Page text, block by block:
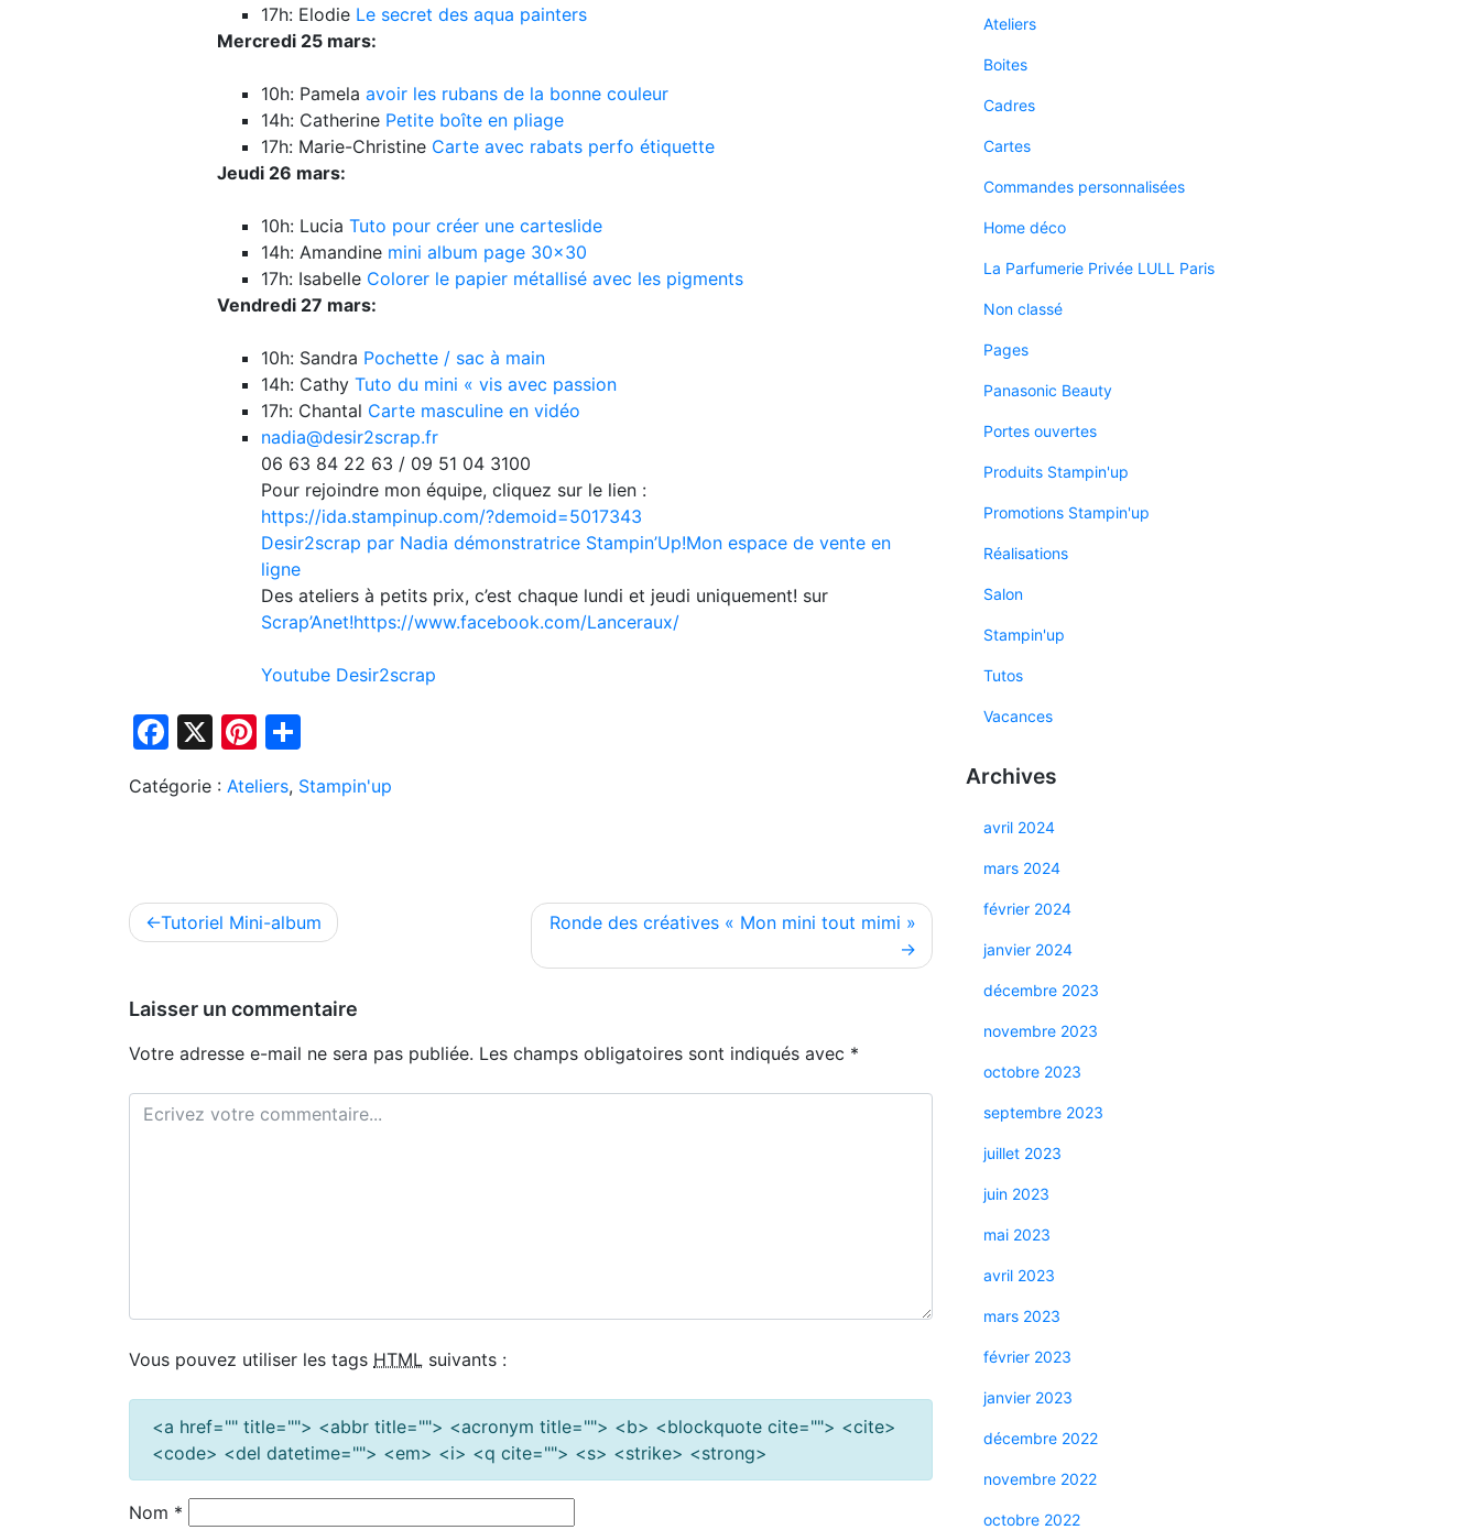
17h: Elodie Le secret des aqua painters
Mercredi 25 mars:
10h: Pamela avoir les rubans de la bonne couleur
14h: Catherine Petite boîte en pliage
17h: Marie-Christine Carte avec rabats perfo étiquette
Jeudi 26 mars:
10h: Lucia Tuto pour créer une carteslide
14h: Amandine mini album page 30×30
17h: Isabelle Colorer le papier métallisé avec les pigments
Vendredi 27 mars:
10h: Sandra Pochette / sac à main
14h: Cathy Tuto du mini « vis avec passion
17h: Chantal Carte masculine en vidéo
nadia@desir2scrap.fr
06 63 84 22 63 / 09 51 04 3100
Pour rejoindre mon équipe, cliquez sur le lien :
https://ida.stampinup.com/?demoid=5017343
Desir2scrap par Nadia démonstratrice Stampin’Up!Mon espace de vente en
ligne
Des ateliers à petits prix, c’est chaque lundi et jeudi uniquement! sur
Scrap’Anet!https://www.facebook.com/Lanceraux/
Youtube Desir2scrap
Facebook
X Pinterest
Catégorie : Ateliers, Stampin'up
Navigation
de
Tutoriel Mini-album Ronde des créatives « Mon mini tout mimi »
Laisser un commentaire
Votre adresse e-mail ne sera pas publiée. Les champs obligatoires sont indiqués avec *
Vous pouvez utiliser les tags HTML suivants :
<a href="" title=""> <abbr title=""> <acronym title=""> <b> <blockquote cite=""> <cite>
<code> <del datetime=""> <em> <i> <q cite=""> <s> <strike> <strong>
Nom *
Ateliers
Boites
Cadres
Cartes
Commandes personnalisées
Home déco
La Parfumerie Privée LULL Paris
Non classé
Pages
Panasonic Beauty
Portes ouvertes
Produits Stampin'up
Promotions Stampin'up
Réalisations
Salon
Stampin'up
Tutos
Vacances
Archives
avril 2024
mars 2024
février 2024
janvier 2024
décembre 2023
novembre 2023
octobre 2023
septembre 2023
juillet 2023
juin 2023
mai 2023
avril 2023
mars 2023
février 2023
janvier 2023
décembre 2022
novembre 2022
octobre 2022